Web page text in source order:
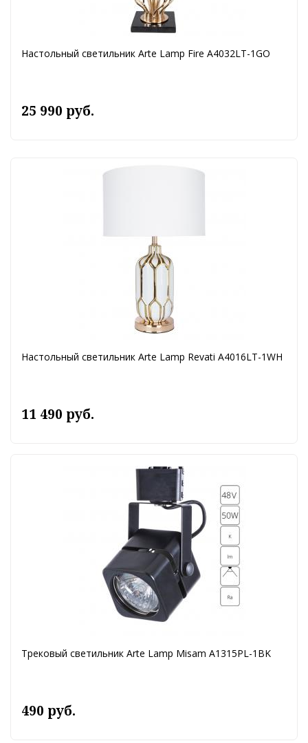
Настольный светильник Arte Lamp Fire A4032LT-1GO
25 990 руб.
Настольный светильник Arte Lamp Revati A4016LT-1WH
11 490 руб.
Трековый светильник Arte Lamp Misam A1315PL-1BK
490 руб.